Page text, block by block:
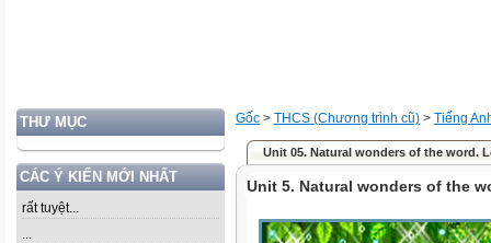
THƯ MỤC
CÁC Ý KIẾN MỚI NHẤT
rất tuyệt...
...
Gốc > THCS (Chương trình cũ) > Tiếng
Unit 05. Natural wonders of the word.
Unit 5. Natural wonders of the